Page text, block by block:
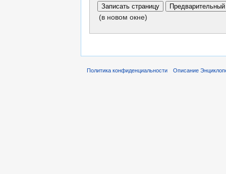
(в новом окне)
Политика конфиденциальности Описание